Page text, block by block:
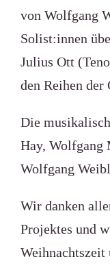
von Wolfgang
Solist:innen
Julius Ott
den Reihen
Die
Hay, Wolfgang
Wolfgang
Wir danken
Projektes und
Weihnachtszeit